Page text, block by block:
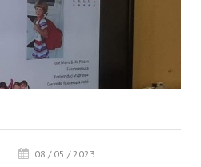
08 / 05 / 2023